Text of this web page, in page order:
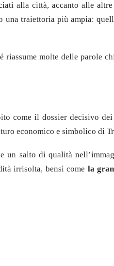
alla città, accanto alle
traiettoria più ampia:
molte delle parole
come il dossier decisivo dei
economico e simbolico di
salto di qualità
irrisolta, bensì come la